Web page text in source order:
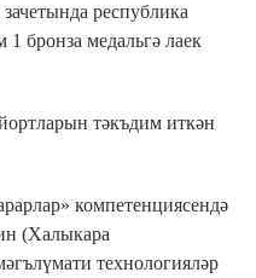
республика
бронза медальгә лаек
тәкъдим иткән
компетенциясендә
(Халыкара
технологияләр